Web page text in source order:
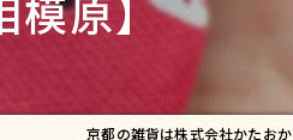
京都の雑貨は株式会社かたおか